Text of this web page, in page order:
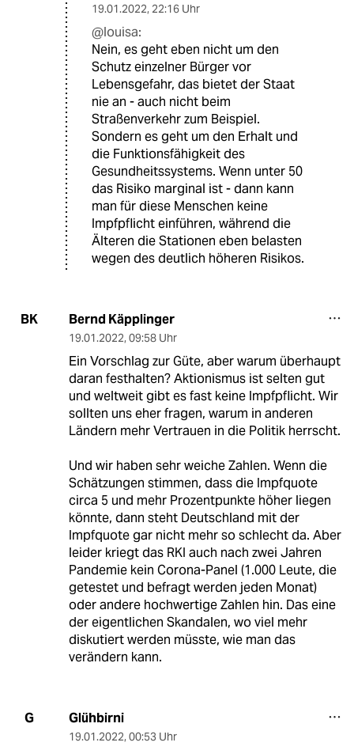
19.01.2022, 22:16 Uhr
@louisa:
Nein, es geht eben nicht um den
Schutz einzelner Bürger vor
Lebensgefahr, das bietet der Staat
nie an - auch nicht beim
Straßenverkehr zum Beispiel.
Sondern es geht um den Erhalt und
die Funktionsfähigkeit des
Gesundheitssystems. Wenn unter 50
das Risiko marginal ist - dann kann
man für diese Menschen keine
Impfpflicht einführen, während die
Älteren die Stationen eben belasten
wegen des deutlich höheren Risikos.
BK Bernd Käpplinger
19.01.2022, 09:58 Uhr
Ein Vorschlag zur Güte, aber warum überhaupt
daran festhalten? Aktionismus ist selten gut
und weltweit gibt es fast keine Impfpflicht. Wir
sollten uns eher fragen, warum in anderen
Ländern mehr Vertrauen in die Politik herrscht.
Und wir haben sehr weiche Zahlen. Wenn die
Schätzungen stimmen, dass die Impfquote
circa 5 und mehr Prozentpunkte höher liegen
könnte, dann steht Deutschland mit der
Impfquote gar nicht mehr so schlecht da. Aber
leider kriegt das RKI auch nach zwei Jahren
Pandemie kein Corona-Panel (1.000 Leute, die
getestet und befragt werden jeden Monat)
oder andere hochwertige Zahlen hin. Das eine
der eigentlichen Skandalen, wo viel mehr
diskutiert werden müsste, wie man das
verändern kann.
G Glühbirni
19.01.2022, 00:53 Uhr